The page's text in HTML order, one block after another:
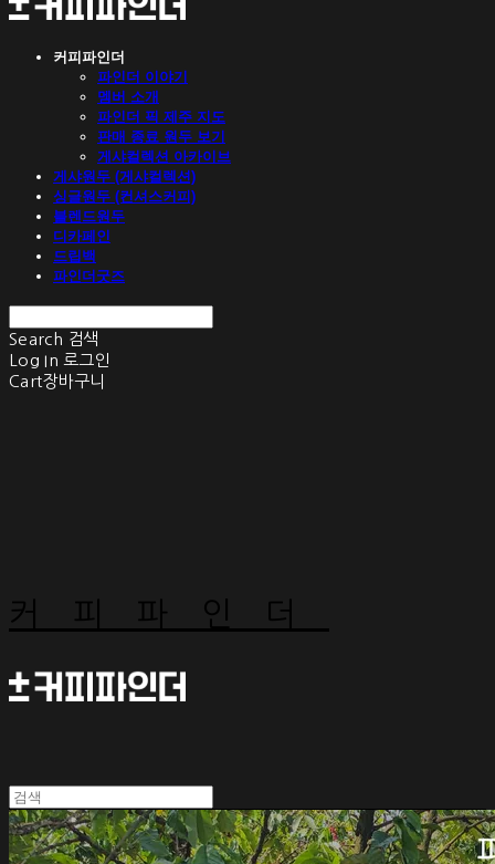
커피파인더
파인더 이야기
멤버 소개
파인더 픽 제주 지도
판매 종료 원두 보기
게샤컬렉션 아카이브
게샤원두 (게샤컬렉션)
싱글원두 (컨셔스커피)
블렌드원두
디카페인
드립백
파인더굿즈
Search 검색
Log In 로그인
Cart장바구니
커피파인더